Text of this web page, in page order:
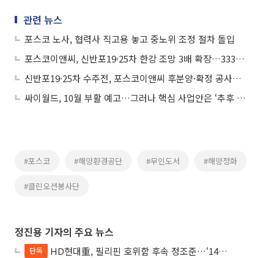
관련 뉴스
포스코 노사, 협력사 직고용 놓고 중노위 조정 절차 돌입
포스코이앤씨, 신반포19·25차 한강 조망 3배 확장…333m 초광폭 프리미엄
신반포19·25차 수주전, 포스코이앤씨 후분양·확정 공사비로 조합원 부담 '제로' 도전
싸이월드, 10월 부활 예고…그러나 핵심 사업안은 ‘추후 공개’
#포스코 #해양환경공단 #무인도서 #해양정화
#클린오션봉사단
정진용 기자의 주요 뉴스
단독 HD현대重, 필리핀 호위함 후속 정조준…‘14척+α’ 싹쓸이 노린다